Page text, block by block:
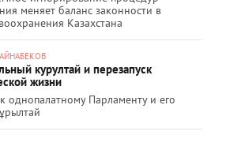
меняет баланс законности в
Казахстана
курултай и перезапуск
жизни
однопалатному Парламенту и его